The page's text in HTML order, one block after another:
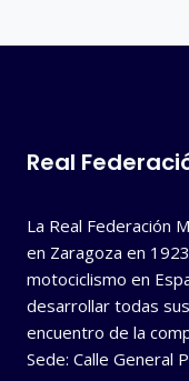
Real
La Real Federación
en Zaragoza en
motociclismo en
desarrollar todas
encuentro de la
Sede: Calle General